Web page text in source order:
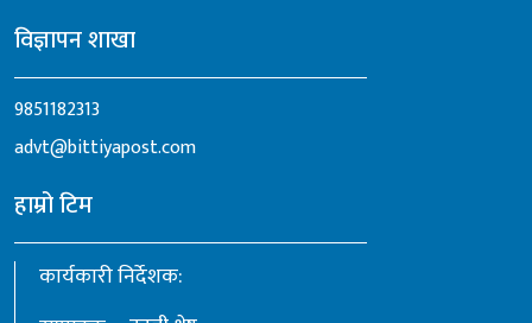
विज्ञापन शाखा
9851182313
advt@bittiyapost.com
हाम्रो टिम
कार्यकारी निर्देशक: